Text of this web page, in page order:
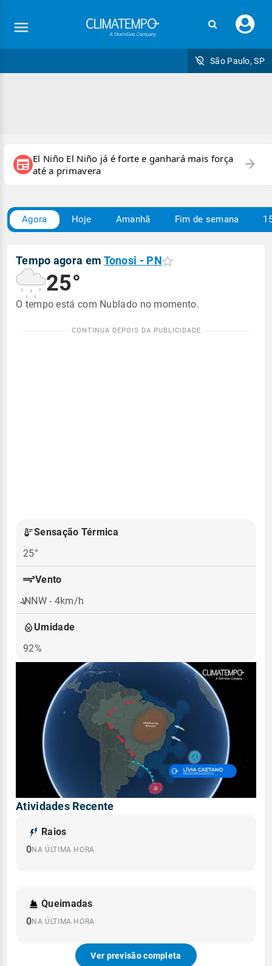
seu
São Paulo, SP
newspaper El Niño El Niño já é forte e ganhará mais força
até a primavera
arrow_forward
Agora Hoje Amanhã Fim de semana
Tempo agora em Tonosi - PN
25°
O tempo está com Nublado no momento.
Sensação Térmica
25°
Vento
NNW - 4km/h
Umidade
92%
Atividades Recente
Raios
0NA ÚLTIMA HORA
Queimadas
0NA ÚLTIMA HORA
Ver previsão completa